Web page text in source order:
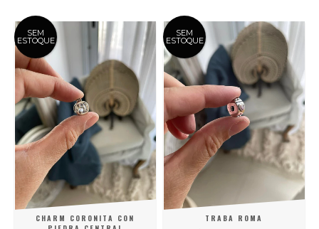
SEM
ESTOQUE
CHARM CORONITA CON
SEM
ESTOQUE
TRABA ROMA